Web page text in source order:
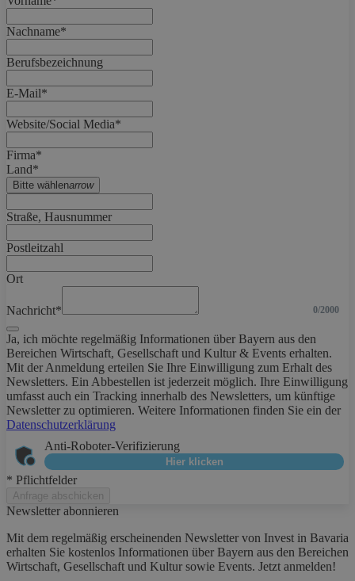
Nachname*
Berufsbezeichnung
E-Mail*
Website/Social Media*
Firma*
Land*
Bitte wählenarrow
Straße, Hausnummer
Postleitzahl
Ort
Nachricht* 0/2000
Ja, ich möchte regelmäßig Informationen über Bayern aus den
Bereichen Wirtschaft, Gesellschaft und Kultur & Events erhalten.
Mit der Anmeldung erteilen Sie Ihre Einwilligung zum Erhalt des
Newsletters. Ein Abbestellen ist jederzeit möglich. Ihre Einwilligung
umfasst auch ein Tracking innerhalb des Newsletters, um künftige
Newsletter zu optimieren. Weitere Informationen finden Sie ein der
Datenschutzerklärung
Anti-Roboter-Verifizierung
Hier klicken
* Pflichtfelder
Anfrage abschicken
Newsletter abonnieren
Mit dem regelmäßig erscheinenden Newsletter von Invest in Bavaria
erhalten Sie kostenlos Informationen über Bayern aus den Bereichen
Wirtschaft, Gesellschaft und Kultur sowie Events. Jetzt anmelden!